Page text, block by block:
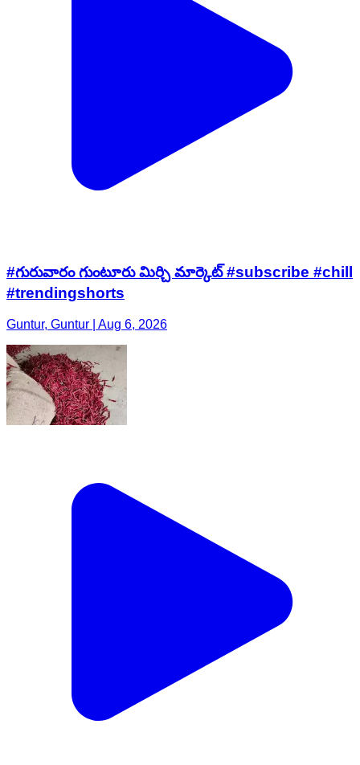
#గురువారం గుంటూరు మిర్చి మార్కెట్ #subscribe #chill
#trendingshorts
Guntur, Guntur | Aug 6, 2026